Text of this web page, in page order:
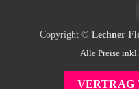
Copyright © Lechner
Alle Preise
VERTRAG